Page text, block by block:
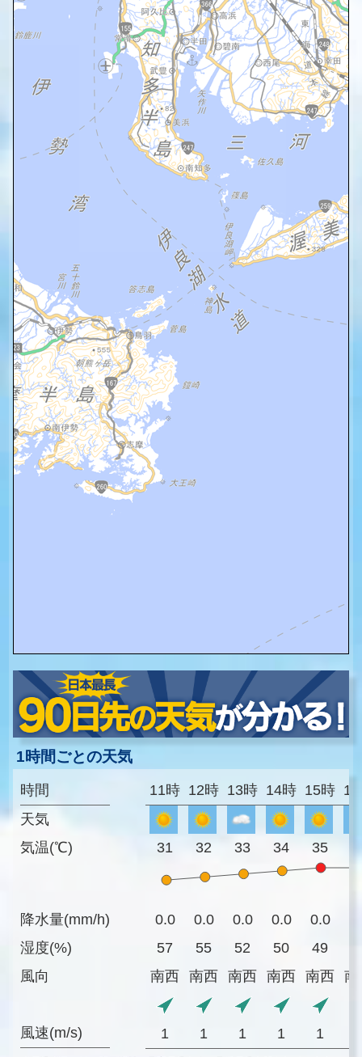
1時間ごとの天気
時間
天気
気温(℃)
降水量(mm/h)
湿度(%)
風向
風速(m/s)
11時 12時 13時 14時 15時
31 32 33 34 35
0.0 0.0 0.0 0.0 0.0
57
55 52 50 49
南西
南西 南西 南西 南西 南
1 1 1 1 1